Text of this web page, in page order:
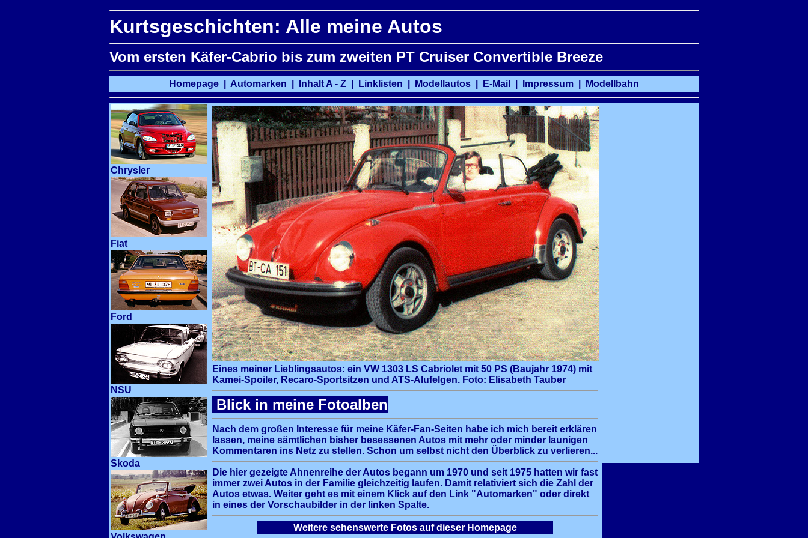
Kurtsgeschichten: Alle meine Autos
Vom ersten Käfer-Cabrio bis zum zweiten PT Cruiser Convertible Breeze
Homepage Automarken Inhalt A - Z Linklisten Modellautos E-Mail Impressum Modellbahn
Chrysler
Fiat
Ford
NSU
Skoda
Eines meiner Lieblingsautos: ein VW 1303 LS Cabriolet mit 50 PS (Baujahr 1974) mit
Kamei-Spoiler, Recaro-Sportsitzen und ATS-Alufelgen. Foto: Elisabeth Tauber
Blick in meine Fotoalben
Nach dem großen Interesse für meine Käfer-Fan-Seiten habe ich mich bereit erklären
lassen, meine sämtlichen bisher besessenen Autos mit mehr oder minder launigen
Kommentaren ins Netz zu stellen. Schon um selbst nicht den Überblick zu verlieren...
Die hier gezeigte Ahnenreihe der Autos begann um 1970 und seit 1975 hatten wir fast
immer zwei Autos in der Familie gleichzeitig laufen. Damit relativiert sich die Zahl der
Autos etwas. Weiter geht es mit einem Klick auf den Link "Automarken" oder direkt
in eines der Vorschaubilder in der linken Spalte.
Weitere sehenswerte Fotos auf dieser Homepage